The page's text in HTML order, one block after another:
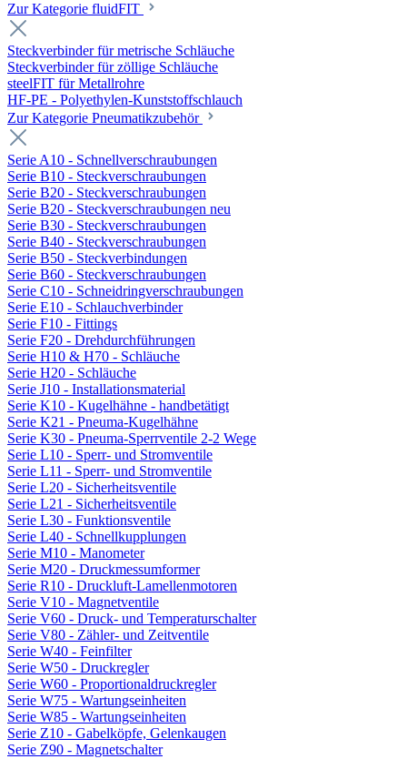
Zur Kategorie fluidFIT
Steckverbinder für metrische Schläuche
Steckverbinder für zöllige Schläuche
steelFIT für Metallrohre
HF-PE - Polyethylen-Kunststoffschlauch
Zur Kategorie Pneumatikzubehör
Serie A10 - Schnellverschraubungen
Serie B10 - Steckverschraubungen
Serie B20 - Steckverschraubungen
Serie B20 - Steckverschraubungen neu
Serie B30 - Steckverschraubungen
Serie B40 - Steckverschraubungen
Serie B50 - Steckverbindungen
Serie B60 - Steckverschraubungen
Serie C10 - Schneidringverschraubungen
Serie E10 - Schlauchverbinder
Serie F10 - Fittings
Serie F20 - Drehdurchführungen
Serie H10 & H70 - Schläuche
Serie H20 - Schläuche
Serie J10 - Installationsmaterial
Serie K10 - Kugelhähne - handbetätigt
Serie K21 - Pneuma-Kugelhähne
Serie K30 - Pneuma-Sperrventile 2-2 Wege
Serie L10 - Sperr- und Stromventile
Serie L11 - Sperr- und Stromventile
Serie L20 - Sicherheitsventile
Serie L21 - Sicherheitsventile
Serie L30 - Funktionsventile
Serie L40 - Schnellkupplungen
Serie M10 - Manometer
Serie M20 - Druckmessumformer
Serie R10 - Druckluft-Lamellenmotoren
Serie V10 - Magnetventile
Serie V60 - Druck- und Temperaturschalter
Serie V80 - Zähler- und Zeitventile
Serie W40 - Feinfilter
Serie W50 - Druckregler
Serie W60 - Proportionaldruckregler
Serie W75 - Wartungseinheiten
Serie W85 - Wartungseinheiten
Serie Z10 - Gabelköpfe, Gelenkaugen
Serie Z90 - Magnetschalter